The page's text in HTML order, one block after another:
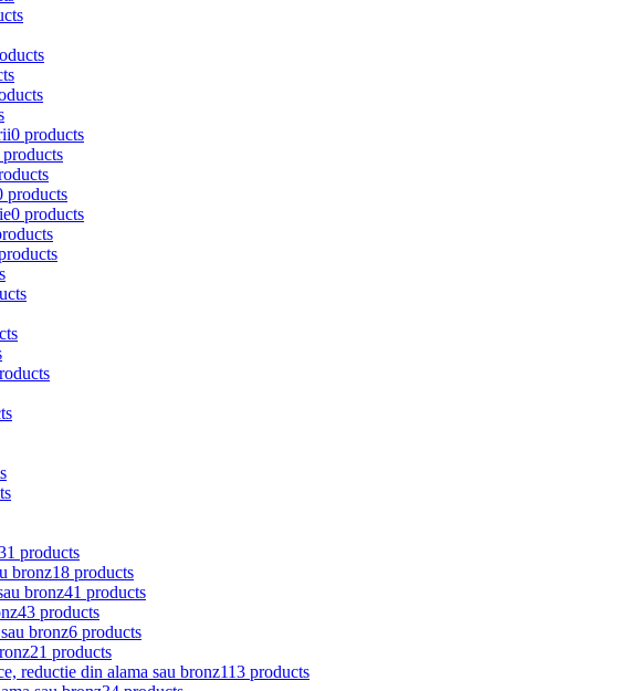
0 products
products
products
0 products
products
bronz18 products
bronz41 products
43 products
bronz6 products
21 products
reductie din alama sau bronz113 products